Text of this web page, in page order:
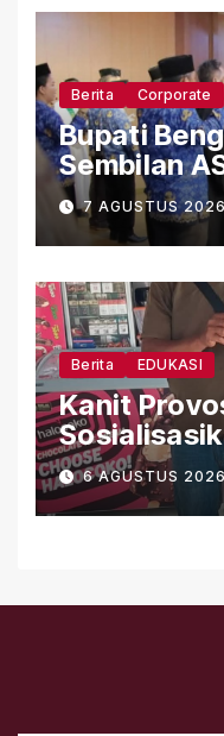
Berita Corporate
Bupati
Sembilan
Jabatan
7 AGUSTUS 2026
Berita EDUKASI
Kanit
Pengaduan
Polri
Desa
6 AGUSTUS